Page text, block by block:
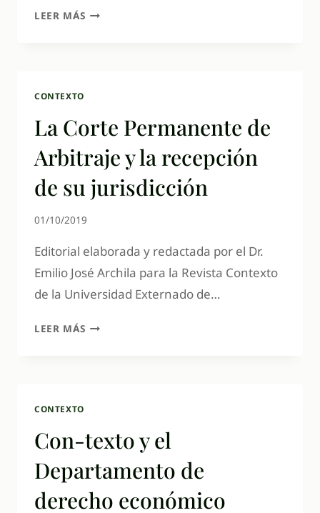
LEER MÁS
CONTEXTO
La Corte Permanente de
Arbitraje y la recepción
de su jurisdicción
01/10/2019
Editorial elaborada y redactada por el Dr.
Emilio José Archila para la Revista Contexto
de la Universidad Externado de…
LEER MÁS
CONTEXTO
Con-texto y el
Departamento de
derecho económico